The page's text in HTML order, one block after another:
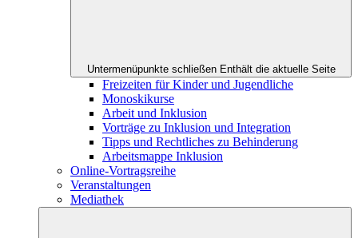
Untermenüpunkte schließen Enthält die aktuelle Seite
Freizeiten für Kinder und Jugendliche
Monoskikurse
Arbeit und Inklusion
Vorträge zu Inklusion und Integration
Tipps und Rechtliches zu Behinderung
Arbeitsmappe Inklusion
Online-Vortragsreihe
Veranstaltungen
Mediathek